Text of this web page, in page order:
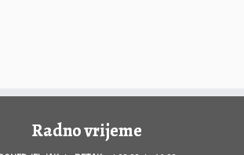
Radno vrijeme